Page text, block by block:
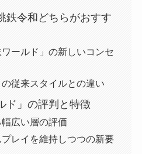
鉄令和どちらがおすす
ワールド」の新しいコンセ
の従来スタイルとの違い
ド」の評判と特徴
広い層の評価
レイを維持しつつの新要